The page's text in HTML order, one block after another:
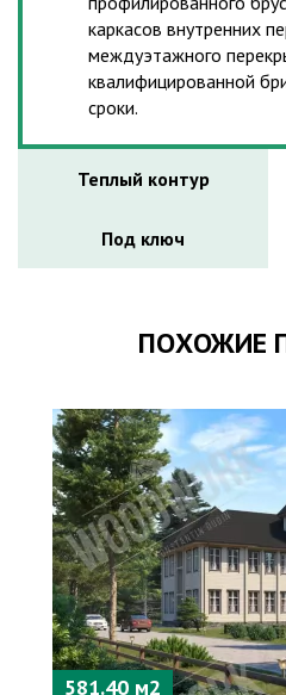
каркасов внутренних
междуэтажного
квалифицированной
сроки.
Теплый контур
Под ключ
ПОХОЖИЕ
581.40 м2